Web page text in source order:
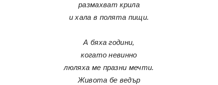
размахват крила
и хала в полята пищи.
А бяха години,
когато невинно
люляха ме празни мечти.
Живота бе ведър